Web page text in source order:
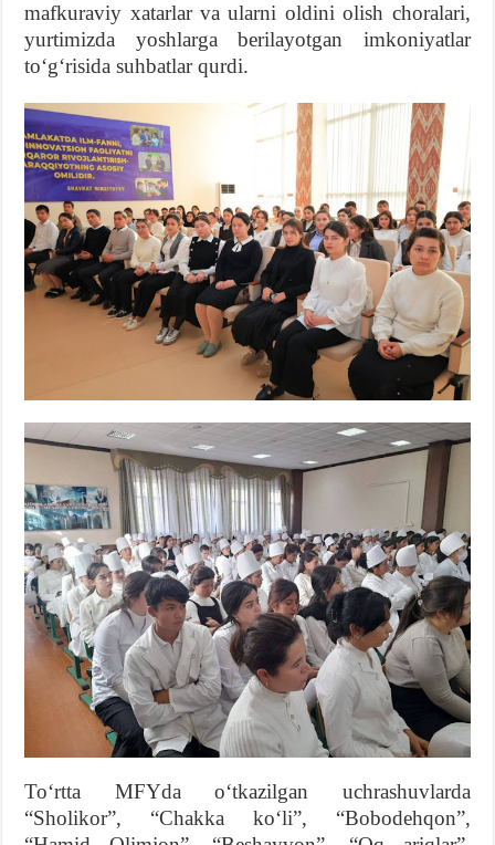
mafkuraviy xatarlar va ularni oldini olish choralari,
yurtimizda yoshlarga berilayotgan imkoniyatlar
toʻgʻrisida suhbatlar qurdi.
Toʻrtta MFYda oʻtkazilgan uchrashuvlarda
“Sholikor”, “Chakka koʻli”, “Bobodehqon”,